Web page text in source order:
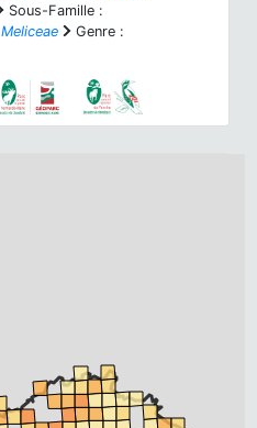
Sous-Famille :
Meliceae
Genre :